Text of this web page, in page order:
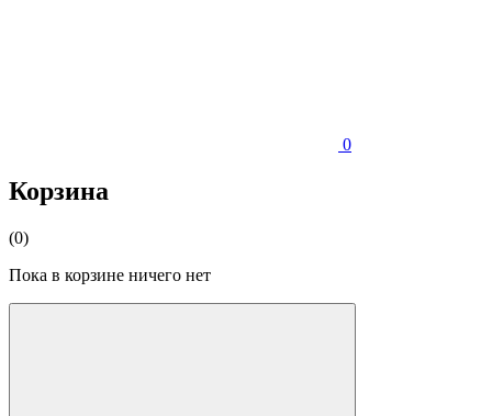
0
Корзина
(0)
Пока в корзине ничего нет